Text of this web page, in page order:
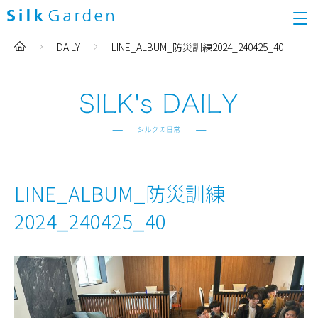
DAILY LINE_ALBUM_防災訓練2024_240425_40
LINE_ALBUM_防災訓練
2024_240425_40